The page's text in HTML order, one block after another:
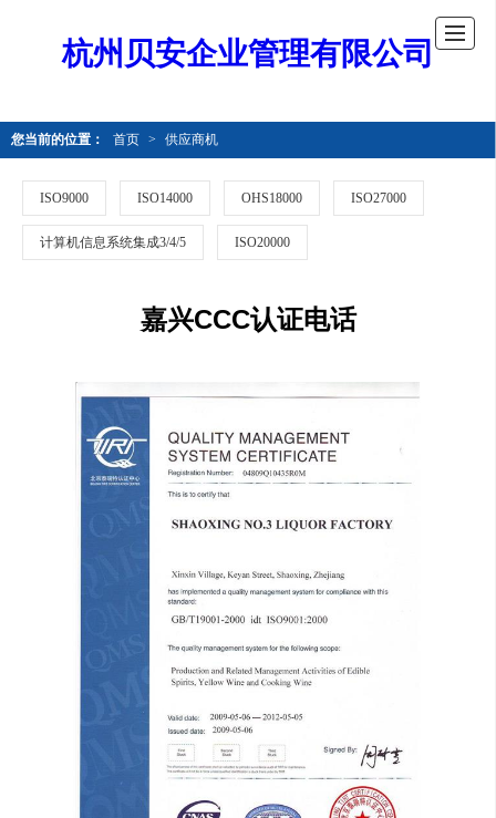
杭州贝安企业管理有限公司
您当前的位置： 首页 > 供应商机
ISO9000 ISO14000 OHS18000 ISO27000
计算机信息系统集成3/4/5 ISO20000
嘉兴CCC认证电话
在现代企业发展中，产品认证已成为提升市场竞争力的重要一环。
其中，CCC认证作为一项关键的产品认证服务，帮助企业确保产品符合相关标准，